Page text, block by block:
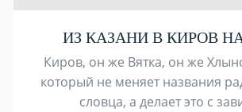
ИЗ КАЗАНИ В КИРОВ
Киров, он же Вятка, он же
который не меняет названия
словца, а делает это с